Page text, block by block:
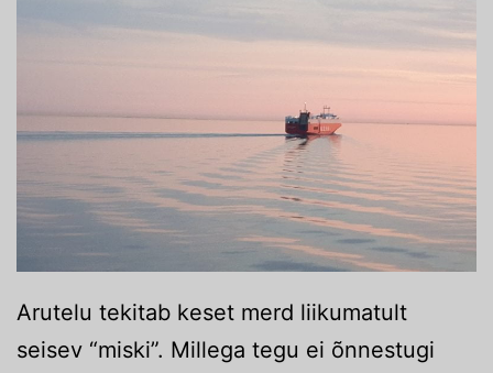
Arutelu tekitab keset merd liikumatult
seisev “miski”. Millega tegu ei õnnestugi